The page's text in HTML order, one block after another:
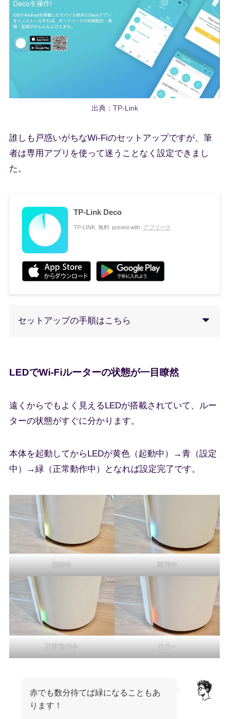
出典：TP-Link
誰しも戸惑いがちなWi-Fiのセットアップですが、筆
者は専用アプリを使って迷うことなく設定できまし
た。
TP-Link Deco
TP-LINK 無料 posted with アプリーチ
セットアップの手順はこちら
LEDでWi-Fiルーターの状態が一目瞭然
遠くからでもよく見えるLEDが搭載されていて、ルー
ターの状態がすぐに分かります。
本体を起動してからLEDが黄色（起動中）→青（設定
中）→緑（正常動作中）となれば設定完了です。
起動中 設定中
正常動作中 エラー
赤でも数分待てば緑になることもあ
ります！